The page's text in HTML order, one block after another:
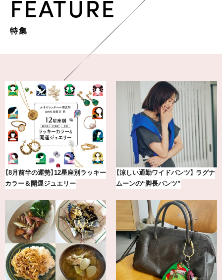
FEATURE
特集
最新版！東京都内のおしゃれな朝活
カフェ＆モーニング9選
【BAILA×OMO】ウオズミアミ描き
下ろし！金沢の旅リスト